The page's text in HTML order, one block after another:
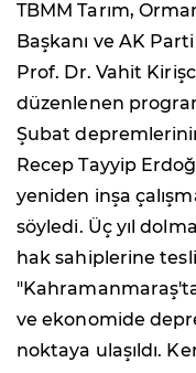
TBMM Tarım,
Başkanı ve AK
Prof. Dr. Vahit
düzenlenen
Şubat
Recep Tayyip
yeniden inşa
söyledi. Üç yıl
hak sahiplerine
ve ekonomide
noktaya ulaşıldı.